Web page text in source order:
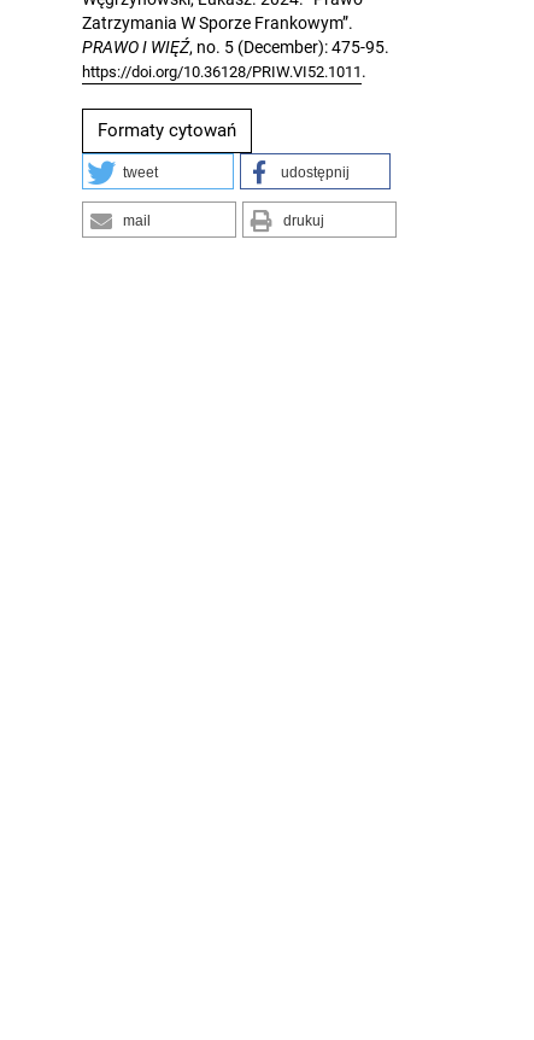
Zatrzymania W Sporze Frankowym”.
PRAWO I WIĘŹ, no. 5 (December): 475-95.
https://doi.org/10.36128/PRIW.VI52.1011 .
Formaty cytowań
tweet udostępnij
mail drukuj